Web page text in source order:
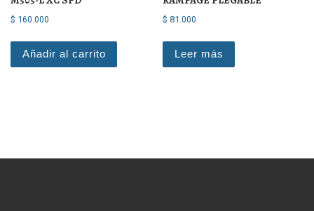
$ 160.000
Añadir al carrito
$ 81.000
Leer más